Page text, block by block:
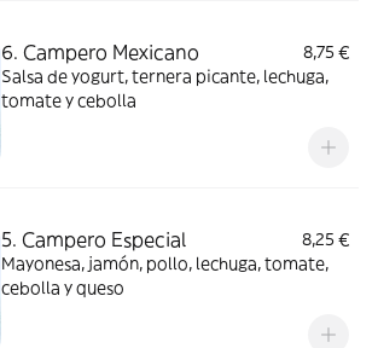
6. Campero Mexicano
8,75 €
Salsa de yogurt, ternera picante, lechuga,
tomate y cebolla
5. Campero Especial
8,25 €
Mayonesa, jamón, pollo, lechuga, tomate,
cebolla y queso